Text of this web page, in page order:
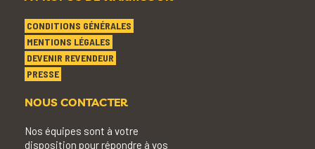
CONDITIONS GÉNÉRALES
MENTIONS LÉGALES
DEVENIR REVENDEUR
PRESSE
NOUS CONTACTER
Nos équipes sont à votre
disposition pour répondre à vos